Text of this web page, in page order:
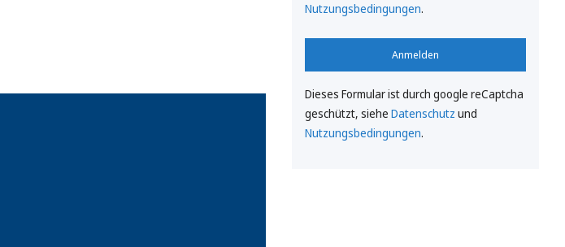
Nutzungsbedingungen.
Anmelden
Dieses Formular ist durch google reCaptcha
geschützt, siehe Datenschutz und
Nutzungsbedingungen.